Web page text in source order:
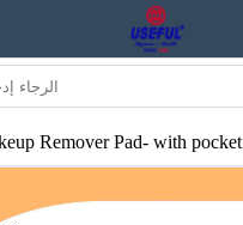
Remover Pad- with pocket